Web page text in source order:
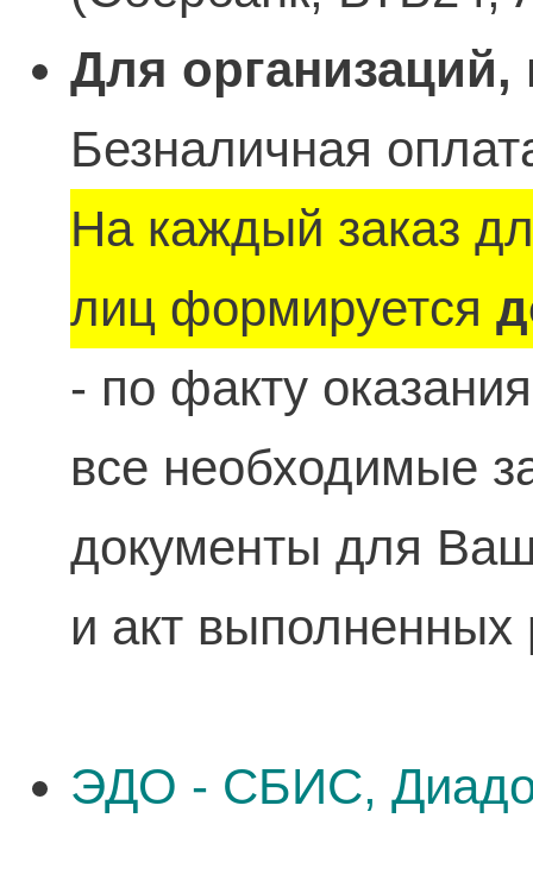
Для
Безналичная
На каждый заказ
лиц формируется
- по факту
все необходимые
документы для
и акт выполненных
ЭДО - СБИС,